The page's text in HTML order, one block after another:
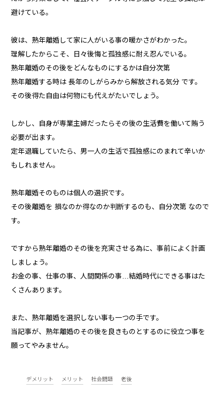
避けている。
彼は、熟年離婚して家に人がいる事の暖かさがわかった。
理解したからこそ、日々後悔と孤独感に耐え忍んでいる。
熟年離婚のその後をどんなものにするかは自分次第
熟年離婚する時は 長年のしがらみから解放される気分 です。
その後得た自由は何物にも代えがたいでしょう。
しかし、自身が専業主婦だったらその後の生活費を働いて賄う
必要が出ます。
定年退職していたら、男一人の生活で孤独感にのまれて辛いか
もしれません。
熟年離婚そのものは個人の選択です。
その後離婚を 損なのか得なのか判断するのも、自分次第 なので
す。
ですから熟年離婚のその後を充実させる為に、事前によく計画
しましょう。
お金の事、仕事の事、人間関係の事…結婚時代にできる事はた
くさんあります。
また、熟年離婚を選択しない事も一つの手です。
当記事が、熟年離婚のその後を良きものとするのに役立つ事を
願ってやみません。
デメリット メリット 社会問題 老後